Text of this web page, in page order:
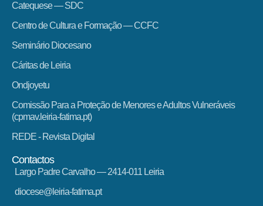
Catequese — SDC
Centro de Cultura e Formação — CCFC
Seminário Diocesano
Cáritas de Leiria
Ondjoyetu
Comissão Para a Proteção de Menores e Adultos Vulneráveis
(cpmav.leiria-fatima.pt)
REDE - Revista Digital
Contactos
Largo Padre Carvalho — 2414-011 Leiria
diocese@leiria-fatima.pt